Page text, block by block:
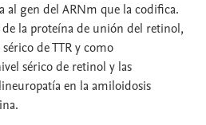
al gen del ARNm que la codifica.
de la proteína de unión del retinol,
de TTR y como
sérico de retinol y las
en la amiloidosis